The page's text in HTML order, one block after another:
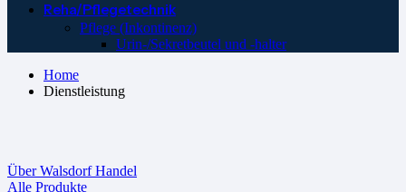
Reha/Pflegetechnik
Pflege (Inkontinenz)
Urin-/Sekretbeutel und -halter
Home
Dienstleistung
Über Walsdorf Handel
Alle Produkte